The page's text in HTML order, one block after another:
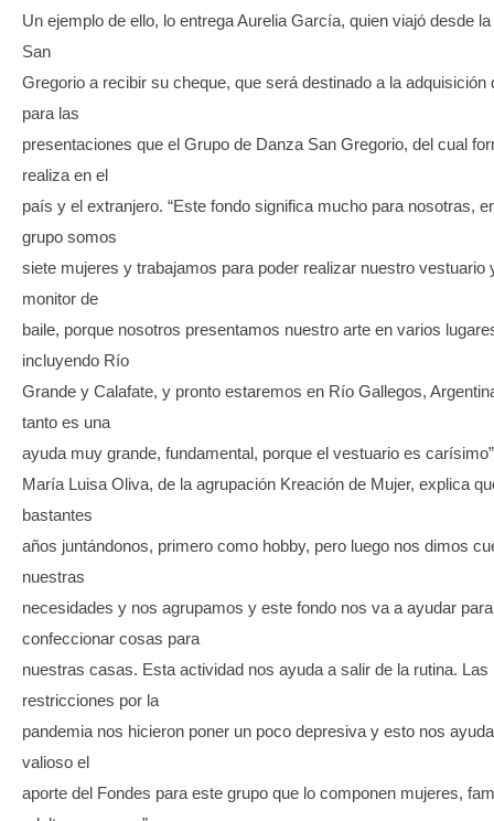
Un ejemplo de ello, lo entrega Aurelia García, quien viajó desde
San
Gregorio a recibir su cheque, que será destinado a la adquisición
para las
presentaciones que el Grupo de Danza San Gregorio, del cual
realiza en el
país y el extranjero. “Este fondo significa mucho para nosotras,
grupo somos
siete mujeres y trabajamos para poder realizar nuestro vestuario
monitor de
baile, porque nosotros presentamos nuestro arte en varios
incluyendo Río
Grande y Calafate, y pronto estaremos en Río Gallegos,
tanto es una
ayuda muy grande, fundamental, porque el vestuario es
María Luisa Oliva, de la agrupación Kreación de Mujer, explica
bastantes
años juntándonos, primero como hobby, pero luego nos dimos
nuestras
necesidades y nos agrupamos y este fondo nos va a ayudar para
confeccionar cosas para
nuestras casas. Esta actividad nos ayuda a salir de la rutina. Las
restricciones por la
pandemia nos hicieron poner un poco depresiva y esto nos
valioso el
aporte del Fondes para este grupo que lo componen mujeres,